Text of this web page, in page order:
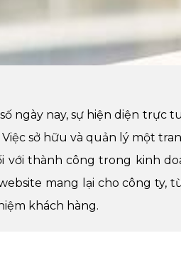
ngày nay, sự hiện diện trực
sở hữu và quản lý một
với thành công trong kinh
mang lại cho công ty,
khách hàng.